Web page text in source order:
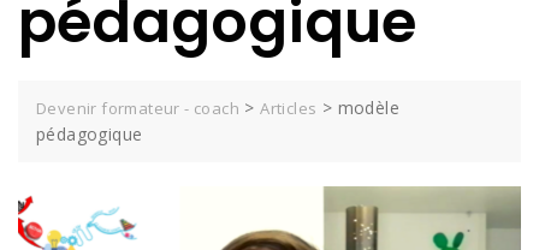
pédagogique
Devenir formateur - coach >Articles > modèle
pédagogique